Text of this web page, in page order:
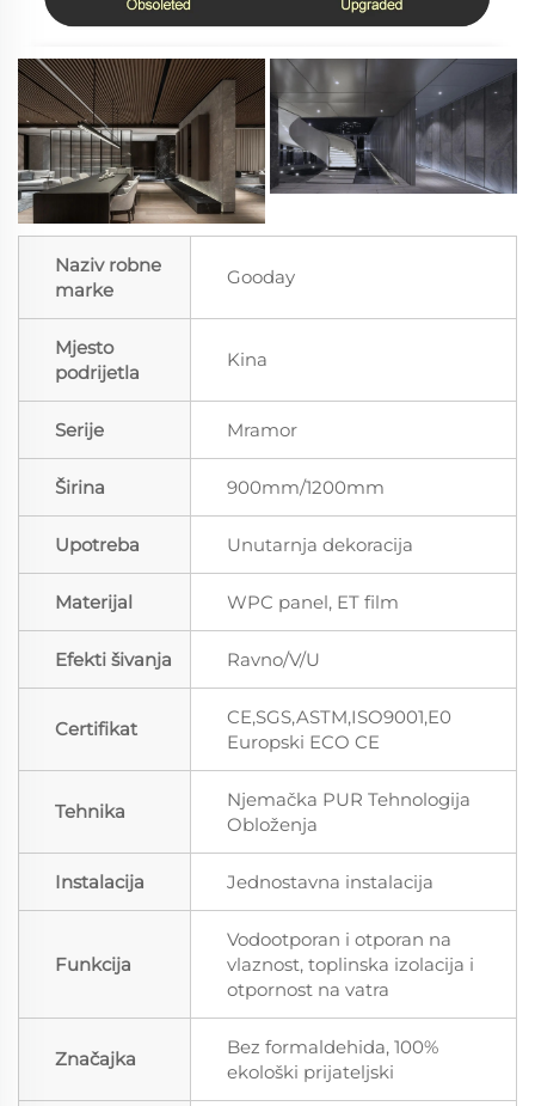
Naziv robne
marke
Gooday
Mjesto
podrijetla
Kina
Serije Mramor
Širina 900mm/1200mm
Upotreba Unutarnja dekoracija
Materijal WPC panel, ET film
Efekti šivanja Ravno/V/U
Certifikat
CE,SGS,ASTM,ISO9001,E0
Europski ECO CE
Tehnika
Njemačka PUR Tehnologija
Obloženja
Instalacija Jednostavna instalacija
Funkcija
Vodootporan i otporan na
vlaznost, toplinska izolacija i
otpornost na vatra
Značajka
Bez formaldehida, 100%
ekološki prijateljski